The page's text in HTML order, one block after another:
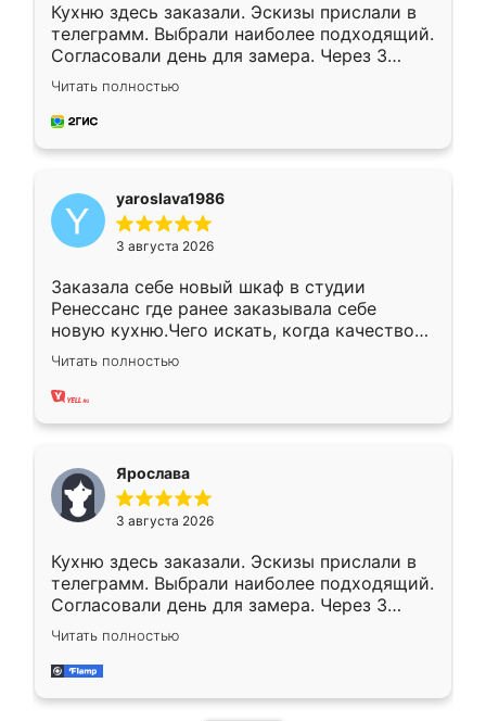
Кухню здесь заказали. Эскизы прислали в
телеграмм. Выбрали наиболее подходящий.
Согласовали день для замера. Через 3
недели кухня была уже готова. Остались
довольны работой. Спасибо Ренессанс
мебель за качественную работу!
Читать полностью
yaroslava1986
3 августа 2026
Заказала себе новый шкаф в студии
Ренессанс где ранее заказывала себе
новую кухню.Чего искать, когда качеством
вполне довольна. Служит кухня уже почти
два года, нареканий нет.
Читать полностью
Ярослава
3 августа 2026
Кухню здесь заказали. Эскизы прислали в
телеграмм. Выбрали наиболее подходящий.
Согласовали день для замера. Через 3
недели кухня была уже готова. Остались
довольны работой. Спасибо Ренессанс
мебель за качественную работу!
Читать полностью